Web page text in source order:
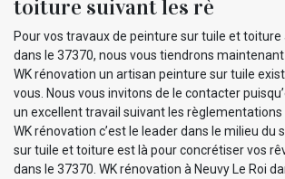
toiture suivant les rè
Pour vos travaux de peinture sur tuile et toiture
dans le 37370, nous vous tiendrons
WK rénovation un artisan peinture sur tuile
vous. Nous vous invitons de le contacter
un excellent travail suivant les règlementations
WK rénovation c’est le leader dans le milieu du
sur tuile et toiture est là pour concrétiser vos
dans le 37370. WK rénovation à Neuvy Le Roi